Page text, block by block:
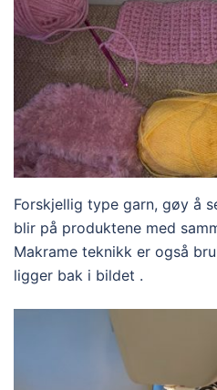
Forskjellig type garn, gøy å
blir på produktene med
Makrame teknikk er også
ligger bak i bildet .